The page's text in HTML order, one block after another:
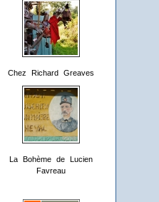
Chez Richard Greaves
La Bohème de Lucien
Favreau